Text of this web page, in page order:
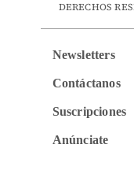
DERECHOS
Newsletters
Contáctanos
Suscripciones
Anúnciate